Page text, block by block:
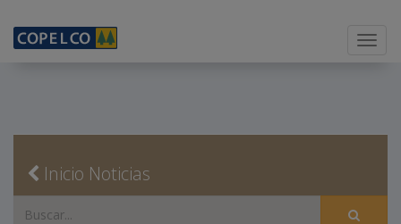
Menu
Inicio Noticias